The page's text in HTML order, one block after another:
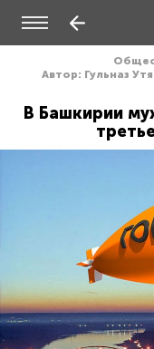
Автор: Гульназ
В Башкирии